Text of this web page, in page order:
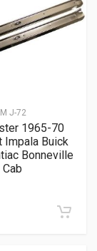
J-72
1965-70
Impala Buick
Bonneville